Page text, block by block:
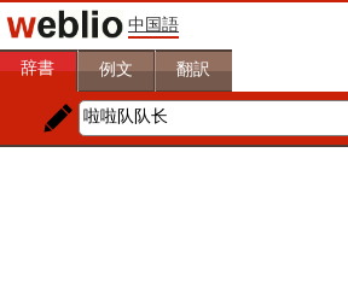
中国語
辞書 例文 翻訳